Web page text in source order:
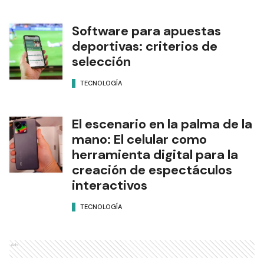
Software para apuestas
deportivas: criterios de
selección
TECNOLOGÍA
El escenario en la palma de la
mano: El celular como
herramienta digital para la
creación de espectáculos
interactivos
TECNOLOGÍA
Ads